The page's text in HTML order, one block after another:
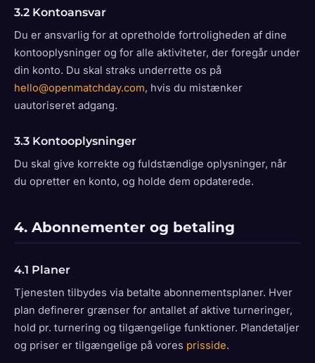
3.2 Kontoansvar
Du er ansvarlig for at opretholde fortroligheden af dine
kontooplysninger og for alle aktiviteter, der foregår under
din konto. Du skal straks underrette os på
hello@openmatchday.com, hvis du mistænker
uautoriseret adgang.
3.3 Kontooplysninger
Du skal give korrekte og fuldstændige oplysninger, når
du opretter en konto, og holde dem opdaterede.
4. Abonnementer og betaling
4.1 Planer
Tjenesten tilbydes via betalte abonnementsplaner. Hver
plan definerer grænser for antallet af aktive turneringer,
hold pr. turnering og tilgængelige funktioner. Plandetaljer
og priser er tilgængelige på vores prisside.